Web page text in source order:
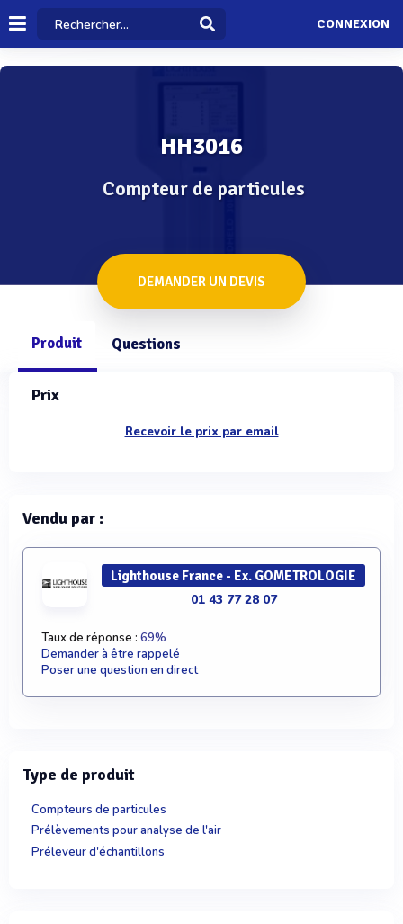
CONNEXION
HH3016
Compteur de particules
DEMANDER UN DEVIS
Produit Questions
Prix
Recevoir le prix par email
Vendu par :
Lighthouse France - Ex. GOMETROLOGIE
01 43 77 28 07
Taux de réponse : 69%
Demander à être rappelé
Poser une question en direct
Type de produit
Compteurs de particules
Prélèvements pour analyse de l'air
Préleveur d'échantillons